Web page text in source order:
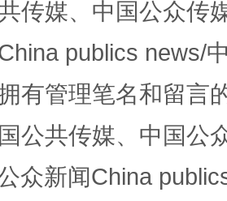
传媒、中国公众传
publics news/
有管理笔名和留言
公共传媒、中国公
众新闻China